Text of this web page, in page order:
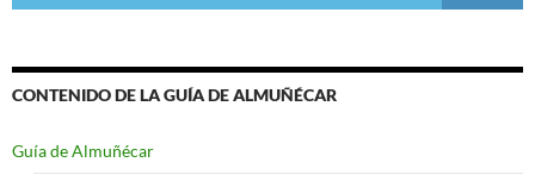
CONTENIDO DE LA GUÍA DE ALMUÑÉCAR
Guía de Almuñécar